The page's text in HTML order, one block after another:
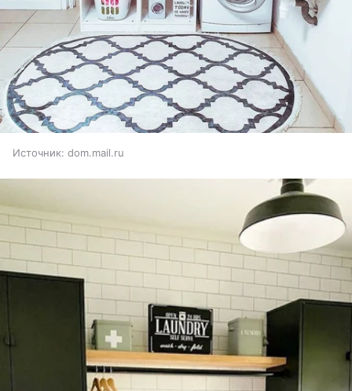
Источник: dom.mail.ru